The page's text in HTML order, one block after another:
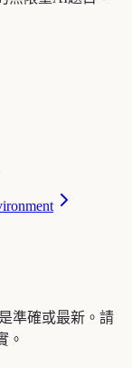
準確或最新。請
。